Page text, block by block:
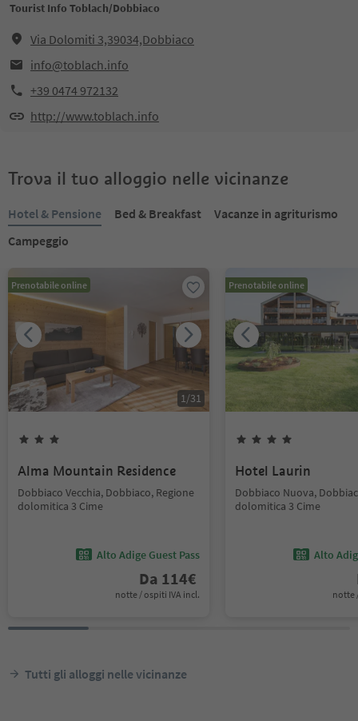
Tourist Info Toblach/Dobbiaco
Via Dolomiti 3,39034,Dobbiaco
info@toblach.info
+39 0474 972132
http://www.toblach.info
Trova il tuo alloggio nelle vicinanze
Hotel & Pensione Bed & Breakfast
Vacanze in agriturismo
Campeggio
Prenotabile online
1/31
Alma Mountain Residence
Dobbiaco Vecchia, Dobbiaco, Regione
dolomitica 3 Cime
Alto Adige Guest Pass
Da 114€
notte / ospiti IVA incl.
Prenotabile online
Hotel Laurin
Dobbiaco Nuova,
dolomitica 3 Cime
Alto
notte
Tutti gli alloggi nelle vicinanze